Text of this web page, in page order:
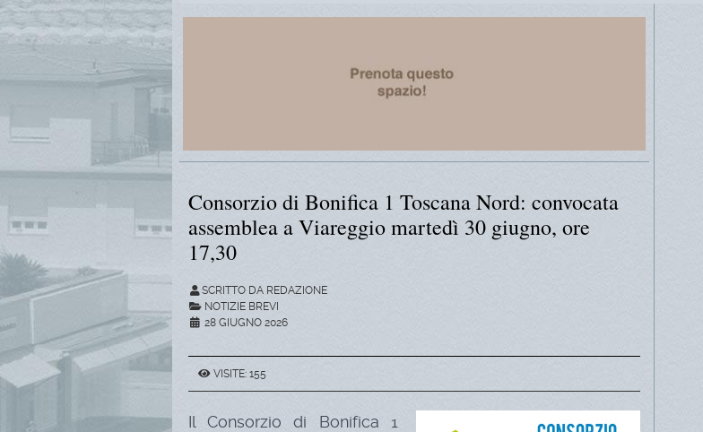
Consorzio di Bonifica 1 Toscana Nord: convocata
assemblea a Viareggio martedì 30 giugno, ore
17,30
SCRITTO DA REDAZIONE
NOTIZIE BREVI
28 GIUGNO 2026
VISITE: 155
Il Consorzio di Bonifica 1